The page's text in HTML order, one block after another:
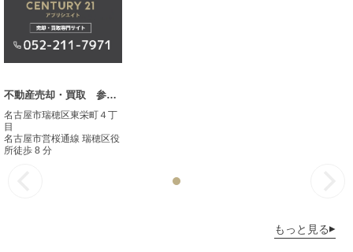
不動産売却・買取 参考事例
名古屋市瑞穂区東栄町４丁
目
名古屋市営桜通線 瑞穂区役
所徒歩 8 分
もっと見る